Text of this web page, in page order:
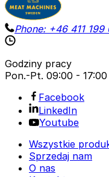
Phone: +46 411 199
Godziny pracy
Pon.-Pt. 09:00 - 17:00
Facebook
LinkedIn
Youtube
Wszystkie
Sprzedaj nam
O nas